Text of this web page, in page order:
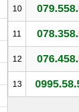
10 079.558.
11 078.358.
12 076.458.
13